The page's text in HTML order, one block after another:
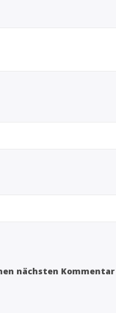
nächsten Kommentar